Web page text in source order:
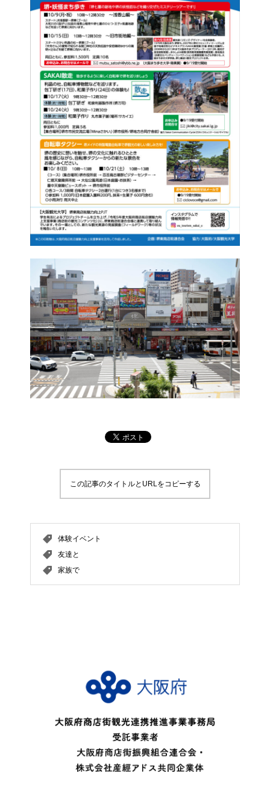
この記事のタイトルとURLをコピーする
体験イベント
友達と
家族で